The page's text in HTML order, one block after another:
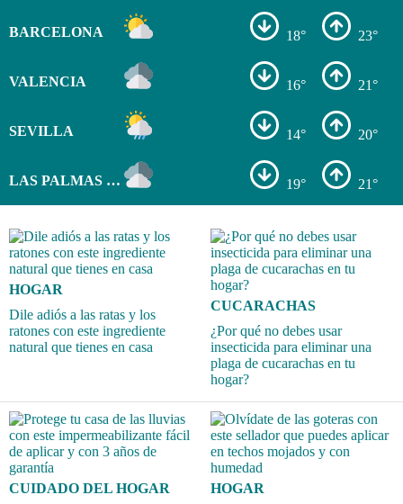
BARCELONA 18° 23°
VALENCIA 16° 21°
SEVILLA 14° 20°
LAS PALMAS DE GRAN CANARIA 19° 21°
HOGAR
Dile adiós a las ratas y los
ratones con este ingrediente
natural que tienes en casa
CUCARACHAS
¿Por qué no debes usar
insecticida para eliminar una
plaga de cucarachas en tu
hogar?
CUIDADO DEL HOGAR
HOGAR